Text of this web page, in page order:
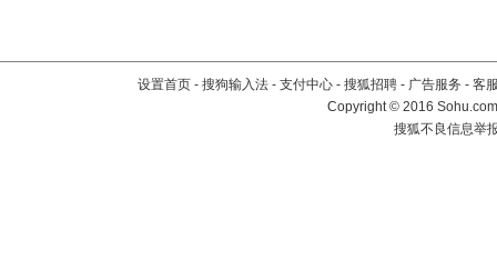
设置首页 - 搜狗输入法 - 支付中心 - 搜狐招聘 - 广告服务 - 客
Copyright©2016
搜狐不良信息举